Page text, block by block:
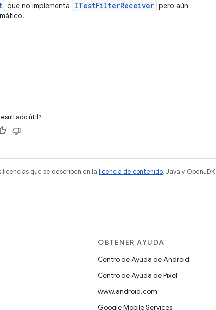
que no implementa ITestFilterReceiver pero aún
útil?
que se describen en la licencia de contenido. Java y OpenJDK
OBTENER AYUDA
Centro de Ayuda de Android
Centro de Ayuda de Pixel
www.android.com
Google Mobile Services